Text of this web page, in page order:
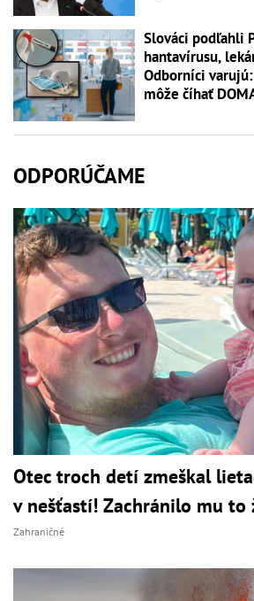
Slováci podľahli
hantavírusu,
Odborníci
môže číhať
ODPORÚČAME
Otec troch detí zmeškal
v nešťastí! Zachránilo mu to
Zahraničné